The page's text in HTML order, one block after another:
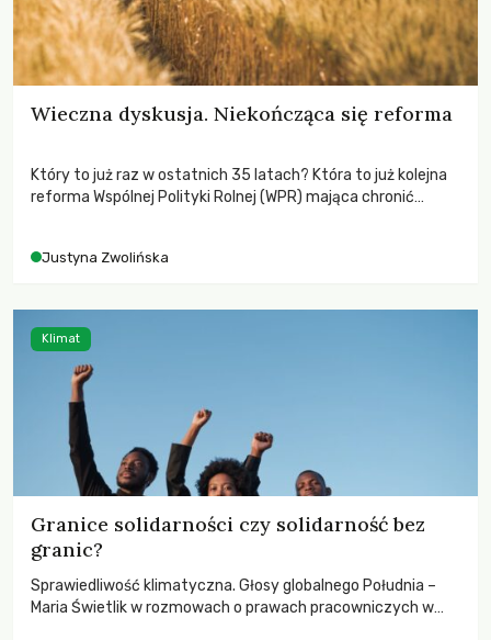
Wieczna dyskusja. Niekończąca się reforma
Który to już raz w ostatnich 35 latach? Która to już kolejna
reforma Wspólnej Polityki Rolnej (WPR) mająca chronić
Justyna Zwolińska
Granice solidarności czy solidarność bez
granic?
Sprawiedliwość klimatyczna. Głosy globalnego Południa –
Maria Świetlik w rozmowach o prawach pracowniczych w
Klimat